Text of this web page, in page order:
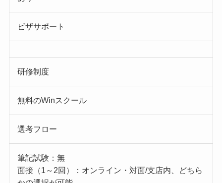
ビザサポート
研修制度
無料のWinスクール
選考フロー
筆記試験：無
面接（1～2回）：オンライン・対面/支店内、どちら